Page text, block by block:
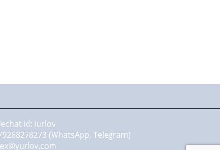
id: iurlov
(WhatsApp, Telegram)